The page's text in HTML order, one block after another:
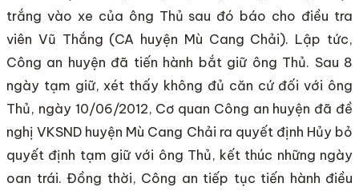
trắng vào xe của ông Thủ sau đó báo cho điều tra
viên Vũ Thắng (CA huyện Mù Cang Chải). Lập tức,
Công an huyện đã tiến hành bắt giữ ông Thủ. Sau 8
ngày tạm giữ, xét thấy không đủ căn cứ đối với ông
Thủ, ngày 10/06/2012, Cơ quan Công an huyện đã đề
nghị VKSND huyện Mù Cang Chải ra quyết định Hủy bỏ
quyết định tạm giữ với ông Thủ, kết thúc những ngày
oan trái. Đồng thời, Công an tiếp tục tiến hành điều